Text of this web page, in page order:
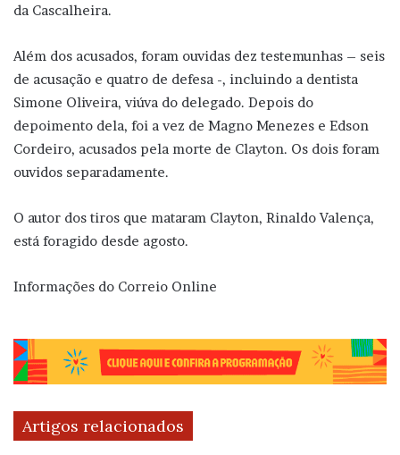
da Cascalheira.
Além dos acusados, foram ouvidas dez testemunhas – seis
de acusação e quatro de defesa -, incluindo a dentista
Simone Oliveira, viúva do delegado. Depois do
depoimento dela, foi a vez de Magno Menezes e Edson
Cordeiro, acusados pela morte de Clayton. Os dois foram
ouvidos separadamente.
O autor dos tiros que mataram Clayton, Rinaldo Valença,
está foragido desde agosto.
Informações do Correio Online
Artigos relacionados